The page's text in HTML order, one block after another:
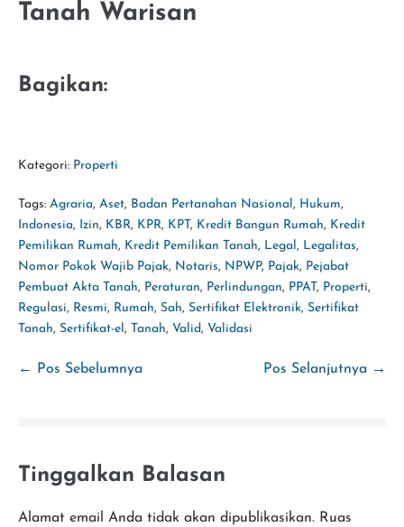
Tanah Warisan
Bagikan:
Kategori: Properti
Tags: Agraria, Aset, Badan Pertanahan Nasional, Hukum,
Indonesia, Izin, KBR, KPR, KPT, Kredit Bangun Rumah, Kredit
Pemilikan Rumah, Kredit Pemilikan Tanah, Legal, Legalitas,
Nomor Pokok Wajib Pajak, Notaris, NPWP, Pajak, Pejabat
Pembuat Akta Tanah, Peraturan, Perlindungan, PPAT, Properti,
Regulasi, Resmi, Rumah, Sah, Sertifikat Elektronik, Sertifikat
Tanah, Sertifikat-el, Tanah, Valid, Validasi
Navigasi
← Pos Sebelumnya Pos Selanjutnya →
Tinggalkan Balasan
Alamat email Anda tidak akan dipublikasikan. Ruas